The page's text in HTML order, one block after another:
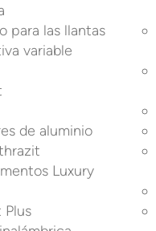
para las llantas
variable
de aluminio
Luxury
Plus